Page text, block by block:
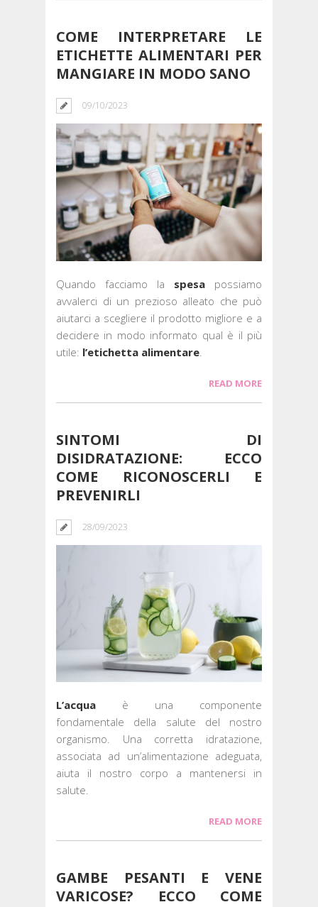
COME INTERPRETARE LE
ETICHETTE ALIMENTARI PER
MANGIARE IN MODO SANO
09/10/2023
Quando facciamo la spesa possiamo
avvalerci di un prezioso alleato che può
aiutarci a scegliere il prodotto migliore e a
decidere in modo informato qual è il più
utile: l’etichetta alimentare
READ MORE
SINTOMI DI
DISIDRATAZIONE: ECCO
COME RICONOSCERLI E
PREVENIRLI
28/09/2023
L’acqua è una componente
fondamentale della salute del nostro
organismo. Una corretta idratazione,
associata ad un’alimentazione adeguata,
aiuta il nostro corpo a mantenersi in
salute.
READ MORE
GAMBE PESANTI E VENE
VARICOSE? ECCO COME